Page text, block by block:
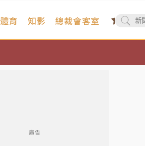
體育 知影 總裁會客室
廣告